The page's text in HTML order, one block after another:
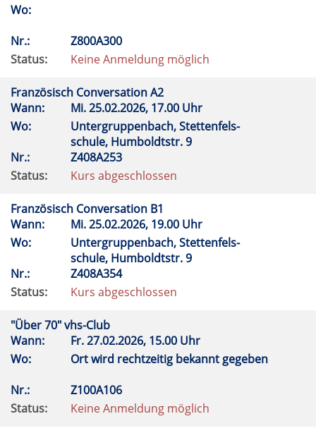
Wo:
Nr.:
Z800A300
Status:
Keine Anmeldung möglich
Französisch Conversation A2
Wann:
Mi.25.02.2026, 17.00 Uhr
Wo:
Untergruppenbach, Stettenfels-
schule, Humboldtstr. 9
Nr.:
Z408A253
Status:
Kurs abgeschlossen
Französisch Conversation B1
Wann:
Mi.25.02.2026, 19.00 Uhr
Wo:
Untergruppenbach, Stettenfels-
schule, Humboldtstr. 9
Nr.:
Z408A354
Status:
Kurs abgeschlossen
"Über 70" vhs-Club
Wann:
Fr.27.02.2026, 15.00 Uhr
Wo:
Ort wird rechtzeitig bekannt gegeben
Nr.:
Z100A106
Status:
Keine Anmeldung möglich